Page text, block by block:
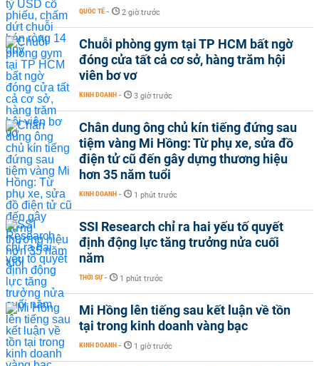
QUỐC TẾ - 2 giờ trước
Chuỗi phòng gym tại TP HCM bất ngờ
đóng cửa tất cả cơ sở, hàng trăm hội
viên bơ vơ
KINH DOANH - 3 giờ trước
Chân dung ông chủ kín tiếng đứng sau
tiệm vàng Mi Hồng: Từ phụ xe, sửa đồ
điện tử cũ đến gây dựng thương hiệu
hơn 35 năm tuổi
KINH DOANH - 1 phút trước
SSI Research chỉ ra hai yếu tố quyết
định động lực tăng trưởng nửa cuối
năm
THỜI SỰ - 1 phút trước
Mi Hồng lên tiếng sau kết luận về tồn
tại trong kinh doanh vàng bạc
KINH DOANH - 1 giờ trước